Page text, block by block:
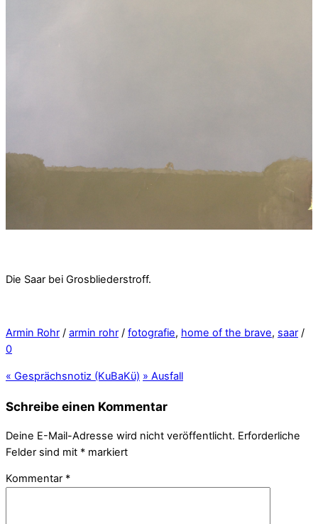
Die Saar bei Grosbliederstroff.
Armin Rohr / armin rohr / fotografie, home of the brave, saar /
0
« Gesprächsnotiz (KuBaKü) » Ausfall
Schreibe einen Kommentar
Deine E-Mail-Adresse wird nicht veröffentlicht. Erforderliche
Felder sind mit * markiert
Kommentar *